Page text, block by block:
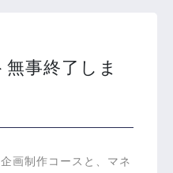
事終了しま
画制作コースと、マネ